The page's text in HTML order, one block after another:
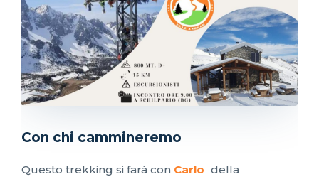
Con chi cammineremo
Questo trekking si farà con Carlo della